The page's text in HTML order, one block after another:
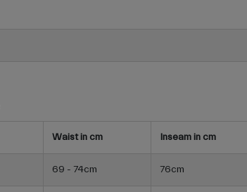
Waist in cm Inseam in cm
69 - 74cm 76cm